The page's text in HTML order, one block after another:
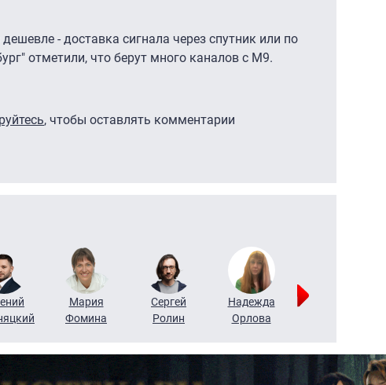
- доставка сигнала через спутник или по
отметили, что берут много каналов с М9.
, чтобы оставлять комментарии
Мария
Фомина
Сергей
Ролин
Надежда
Орлова